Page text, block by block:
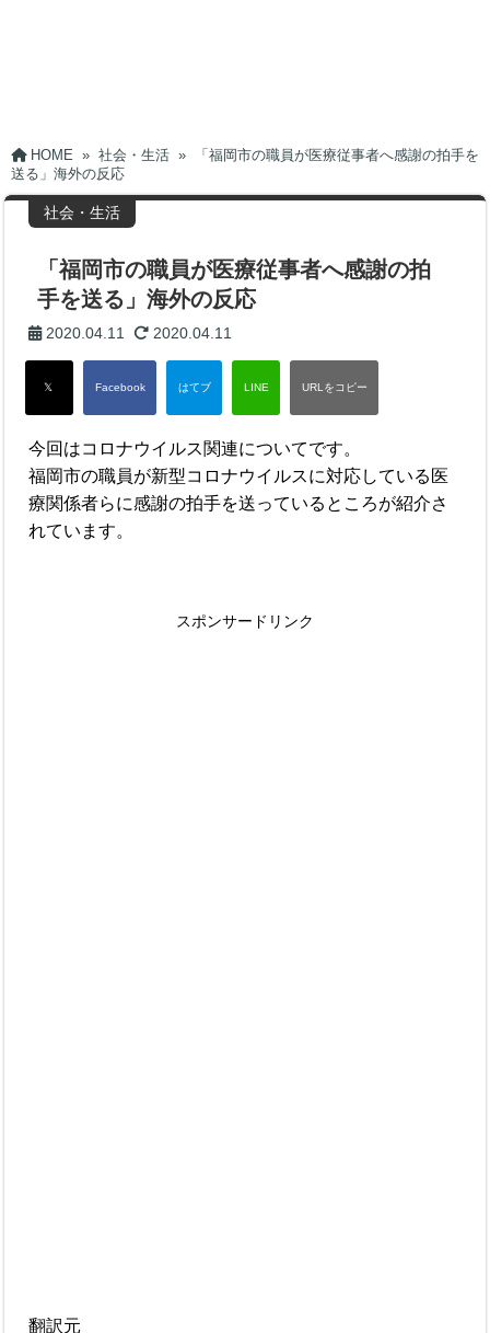
HOME » 社会・生活 »
「福岡市の職員が医療従事者へ感謝の拍手を
送る」海外の反応
社会・生活
「福岡市の職員が医療従事者へ感謝の拍
手を送る」海外の反応
2020.04.11 2020.04.11
今回はコロナウイルス関連についてです。
福岡市の職員が新型コロナウイルスに対応している医
療関係者らに感謝の拍手を送っているところが紹介さ
れています。
スポンサードリンク
翻訳元